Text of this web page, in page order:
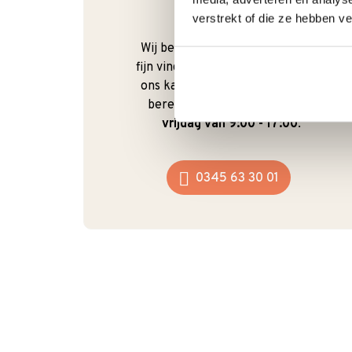
verstrekt of die ze hebben
Bel gerust
Wij begrijpen dat je als klant het
fijn vindt om te kunnen bellen. Bij
ons kan dat ook gewoon. We zijn
bereikbaar van
vrijdag van 9:00 - 17:00.
0345 63 30 01